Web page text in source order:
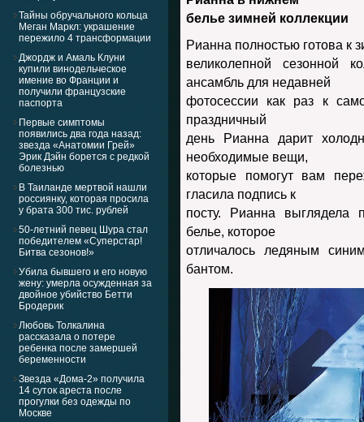
Тайны обручального кольца
Меган Маркл: украшение
пережило 4 трансформации
Джордж и Амаль Клуни
купили винодельческое
имение во Франции и
получили французские
паспорта
Первые симптомы
появились два года назад:
звезда «Анатомии Грей»
Эрик Дэйн борется с редкой
болезнью
В Таиланде мертвой нашли
россиянку, которая просила
у брата 300 тис. рублей
50-летний певец Шура стал
победителем «Суперстар!
Битва сезонов!»
Убила бывшего и его новую
жену: умерла осужденная за
двойное убийство Бетти
Бродерик
Любовь Толкалина
рассказала о потере
ребенка после замершей
беременности
Звезда «Дома-2» получила
14 суток ареста после
прогулки без одежды по
Москве
белье зимней коллекции
Рианна полностью готова к
великолепной сезонной
ансамбль для недавней
фотосессии как раз к
праздничный
день Рианна дарит
необходимые вещи,
которые помогут вам
гласила подпись к
посту. Рианна выглядела
белье, которое
отличалось ледяным
бантом.